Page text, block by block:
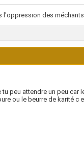
l'oppression des
peu attendre un peu car
ou le beurre de karité